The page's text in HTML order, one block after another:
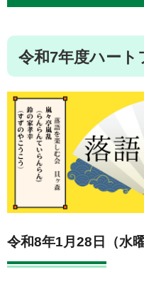
令和7年度ハート
令和8年1月28日（水